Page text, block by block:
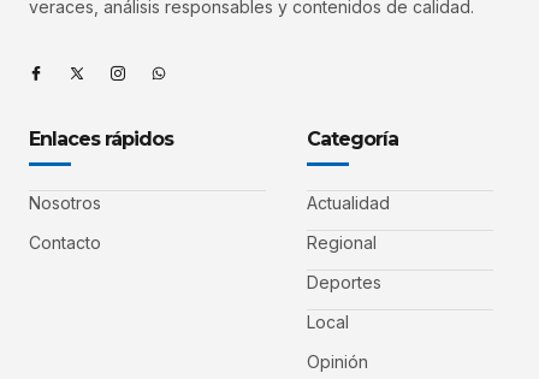
veraces, análisis responsables y contenidos de calidad.
Enlaces rápidos
Nosotros
Contacto
Categoría
Actualidad
Regional
Deportes
Local
Opinión